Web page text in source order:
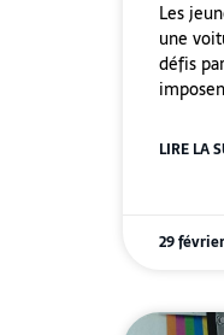
Les
une
défis
LIRE LA
29